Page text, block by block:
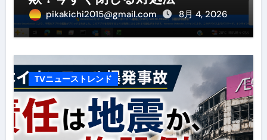
pikakichi2015@gmail.com 8月 4, 2026
TVニューストレンド